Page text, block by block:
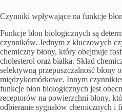
Czynniki wpływające na funkcje
Funkcje błon biologicznych są
czynników. Jednym z kluczowych
chemiczny błony, który obejmuje
cholesterol oraz białka. Skład
selektywną przepuszczalność błony
międzykomórkowe. Innym
funkcje błon biologicznych jest
receptorów na powierzchni błony,
odbieranie sygnałów chemicznych i